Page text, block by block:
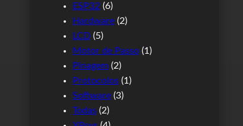
ESP32 (6)
Hardware (2)
LCD (5)
Motor de Passo (1)
Pinagem (2)
Protocolos (1)
Software (3)
Todas (2)